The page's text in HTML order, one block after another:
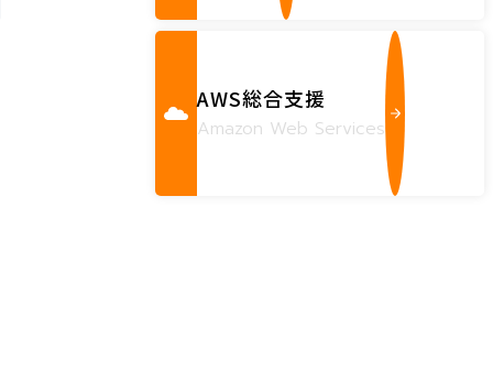
AWS総合支援
Amazon Web Services